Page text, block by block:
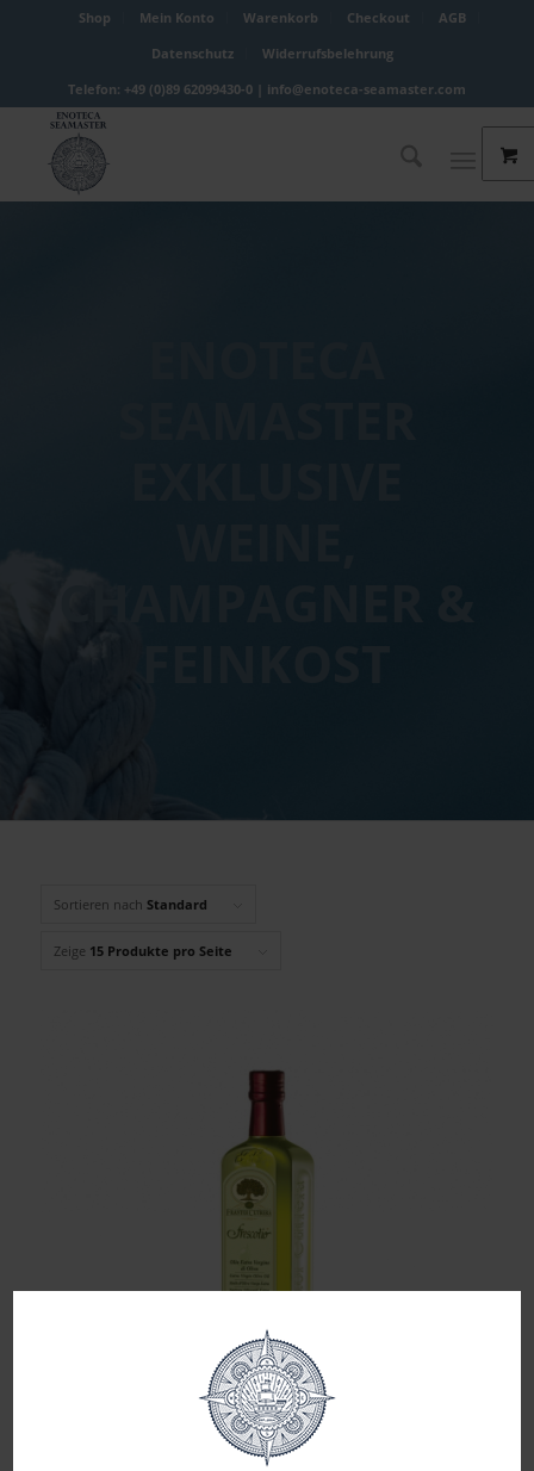
Shop Mein Konto Warenkorb Checkout
AGB
Datenschutz
Widerrufsbelehrung
Telefon: +49 (0)89 62099430-0 | info@enoteca-seamaster.com
Sortieren nach Standard
Zeige 15 Produkte pro Seite